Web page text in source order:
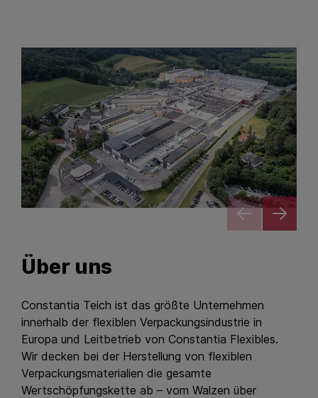
Über uns
Constantia Teich ist das größte Unternehmen
innerhalb der flexiblen Verpackungsindustrie in
Europa und Leitbetrieb von Constantia Flexibles.
Wir decken bei der Herstellung von flexiblen
Verpackungsmaterialien die gesamte
Wertschöpfungskette ab – vom Walzen über